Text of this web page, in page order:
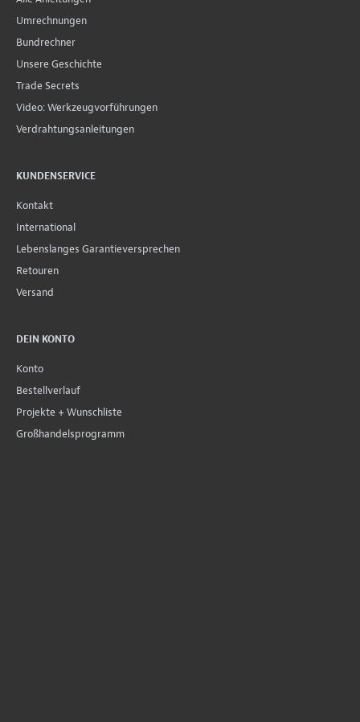
Umrechnungen
Bundrechner
Unsere Geschichte
Trade Secrets
Video: Werkzeugvorführungen
Verdrahtungsanleitungen
KUNDENSERVICE
Kontakt
International
Lebenslanges Garantieversprechen
Retouren
Versand
DEIN KONTO
Konto
Bestellverlauf
Projekte + Wunschliste
Großhandelsprogramm